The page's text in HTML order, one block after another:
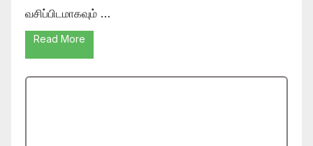
வசிப்பிடமாகவும் …
Read More